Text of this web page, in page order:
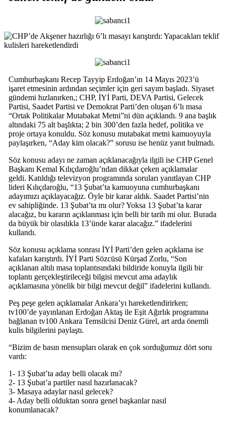
Cumhurbaşkanı Recep Tayyip Erdoğan’ın 14 Mayıs 2023’ü
işaret etmesinin ardından seçimler için geri sayım başladı. Siyaset
gündemi hızlanırken,; CHP, İYİ Parti, DEVA Partisi, Gelecek
Partisi, Saadet Partisi ve Demokrat Parti’den oluşan 6’lı masa
“Ortak Politikalar Mutabakat Metni”ni dün açıklandı. 9 ana başlık
altındaki 75 alt başlıkta; 2 bin 300’den fazla hedef, politika ve
proje ortaya konuldu. Söz konusu mutabakat metni kamuoyuyla
paylaşırken, “Aday kim olacak?” sorusu ise henüz yanıt bulmadı.
Söz konusu adayı ne zaman açıklanacağıyla ilgili ise CHP Genel
Başkanı Kemal Kılıçdaroğlu’ndan dikkat çeken açıklamalar
geldi. Katıldığı televizyon programında soruları yanıtlayan CHP
lideri Kılıçdaroğlu, “13 Şubat’ta kamuoyuna cumhurbaşkanı
adayımızı açıklayacağız. Öyle bir karar aldık. Saadet Partisi’nin
ev sahipliğinde. 13 Şubat’ta mı olur? Yoksa 13 Şubat’ta karar
alacağız, bu kararın açıklanması için belli bir tarih mi olur. Burada
da büyük bir olasılıkla 13’ünde karar alacağız.” ifadelerini
kullandı.
Söz konusu açıklama sonrası İYİ Parti’den gelen açıklama ise
kafaları karıştırdı. İYİ Parti Sözcüsü Kürşad Zorlu, “Son
açıklanan altılı masa toplantısındaki bildiride konuyla ilgili bir
toplantı gerçekleştirileceği bilgisi mevcut ama adaylık
açıklamasına yönelik bir bilgi mevcut değil” ifadelerini kullandı.
Peş peşe gelen açıklamalar Ankara’yı hareketlendirirken;
tv100’de yayınlanan Erdoğan Aktaş ile Eşit Ağırlık programına
bağlanan tv100 Ankara Temsilcisi Deniz Gürel, art arda önemli
kulis bilgilerini paylaştı.
“Bizim de basın mensupları olarak en çok sorduğumuz dört soru
vardı:
1- 13 Şubat’ta aday belli olacak mı?
2- 13 Şubat’a partiler nasıl hazırlanacak?
3- Masaya adaylar nasıl gelecek?
4- Aday belli olduktan sonra genel başkanlar nasıl
konumlanacak?